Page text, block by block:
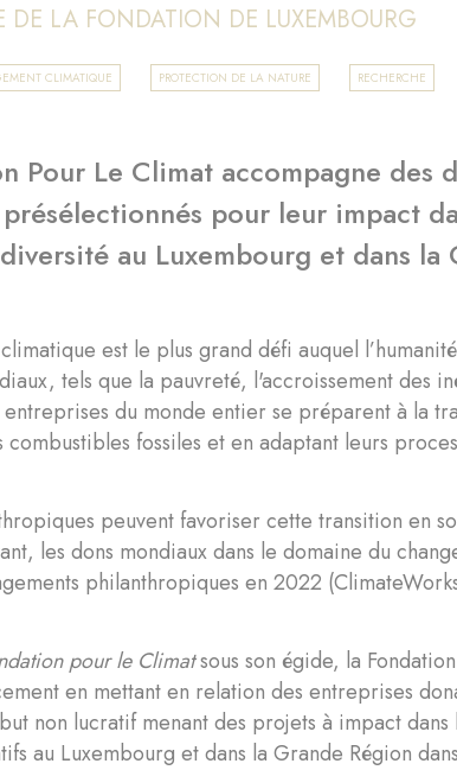
DE LA FONDATION DE LUXEMBOURG
CLIMATIQUE PROTECTION DE LA NATURE RECHERCHE
Pour Le Climat accompagne
pour leur impact
au Luxembourg et dans la
est le plus grand défi auquel
tels que la pauvreté, l'accroissement des
entreprises du monde entier se préparent à la
combustibles fossiles et en adaptant leurs
peuvent favoriser cette transition en
les dons mondiaux dans le domaine du
philanthropiques en 2022
pour le Climatsous son égide, la
en mettant en relation des entreprises
non lucratif menant des projets à impact
au Luxembourg et dans la Grande Région